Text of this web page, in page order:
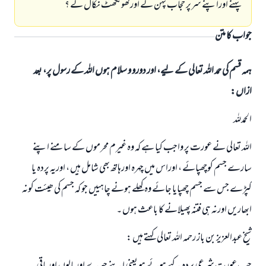
پہنے اوراپنے سرپر حجاب پہن لے اورگھونگھٹ نکال لے ؟
جواب کا متن
ہمہ قسم کی حمد اللہ تعالی کے لیے، اور دورو و سلام ہوں اللہ کے رسول پر، بعد
ازاں:
الحمدللہ
اللہ تعالی نے عورت پر واجب کیا ہے کہ وہ غیرم محرموں کے سامنے اپنے
سارے جسم کوچھپائے ، اوراس میں چہرہ اورہاتھ بھی شامل ہیں ، اوریہ پردہ یا
کپڑے جس سے جسم چھپایا جائے وہ کھلے ہونے چاہیيں جو کہ جسم کی ھیئت کونہ
ابھاریں اورنہ ہی فتنہ پھیلانے کا باعث ہوں ۔
شیخ عبدالعزيز بن باز رحمہ اللہ تعالی کہتے ہیں :